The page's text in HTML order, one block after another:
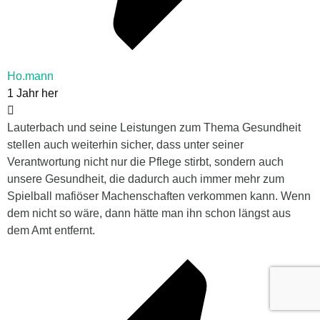
Ho.mann
1 Jahr her
Lauterbach und seine Leistungen zum Thema Gesundheit
stellen auch weiterhin sicher, dass unter seiner
Verantwortung nicht nur die Pflege stirbt, sondern auch
unsere Gesundheit, die dadurch auch immer mehr zum
Spielball mafiöser Machenschaften verkommen kann. Wenn
dem nicht so wäre, dann hätte man ihn schon längst aus
dem Amt entfernt.